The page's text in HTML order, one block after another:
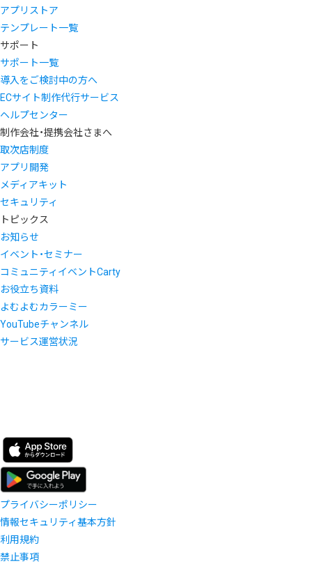
アプリストア
テンプレート一覧
サポート
サポート一覧
導入をご検討中の方へ
ECサイト制作代行サービス
ヘルプセンター
制作会社・提携会社さまへ
取次店制度
アプリ開発
メディアキット
セキュリティ
トピックス
お知らせ
イベント・セミナー
コミュニティイベントCarty
お役立ち資料
よむよむカラーミー
YouTubeチャンネル
サービス運営状況
プライバシーポリシー
情報セキュリティ基本方針
利用規約
禁止事項